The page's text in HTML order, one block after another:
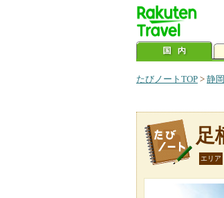
たびノートTOP > 静
足
エリア